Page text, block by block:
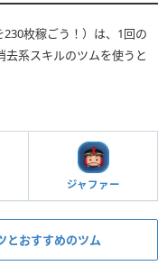
枚稼ごう！）は、1回の
去系スキルのツムを使うと
ジャファー
とおすすめのツム